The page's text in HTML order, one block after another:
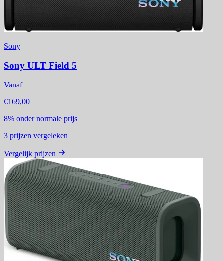
Sony
Sony ULT Field 5
Vanaf
€169,00
8% onder normale prijs
3 prijzen vergeleken
Vergelijk prijzen